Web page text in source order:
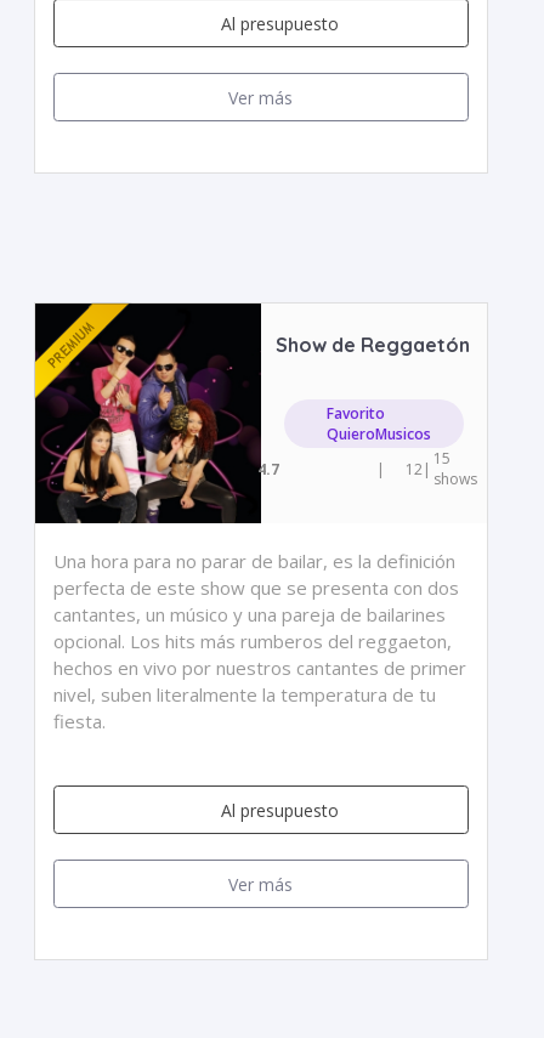
Al presupuesto
Ver más
Show de Reggaetón
Favorito
QuieroMusicos
4.7
| 12| 15
shows
Una hora para no parar de bailar, es la definición
perfecta de este show que se presenta con dos
cantantes, un músico y una pareja de bailarines
opcional. Los hits más rumberos del reggaeton,
hechos en vivo por nuestros cantantes de primer
nivel, suben literalmente la temperatura de tu
fiesta.
Al presupuesto
Ver más